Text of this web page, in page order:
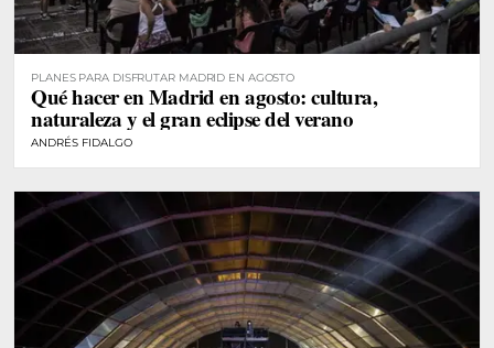
PLANES PARA DISFRUTAR MADRID EN AGOSTO
Qué hacer en Madrid en agosto: cultura,
naturaleza y el gran eclipse del verano
ANDRÉS FIDALGO